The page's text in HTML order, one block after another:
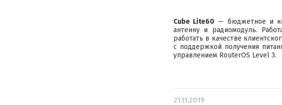
Cube Lite60 — бюджетное и
антенну и радиомодуль.
работать в качестве
с поддержкой получения
управлением RouterOS Level 3.
21.11.2019